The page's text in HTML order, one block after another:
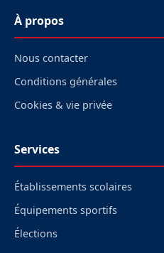
À propos
Nous contacter
Conditions générales
Cookies & vie privée
Services
Établissements scolaires
Équipements sportifs
Élections